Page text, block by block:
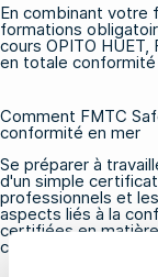
En combinant votre
formations
cours OPITO HUET
en totale conformité
Comment FMTC
conformité en mer
Se préparer à
d'un simple
professionnels et
aspects liés à la
certifiées en
ce dont vous avez